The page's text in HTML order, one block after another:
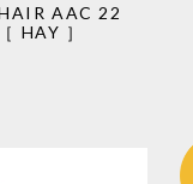
AAC 22
HAY ］